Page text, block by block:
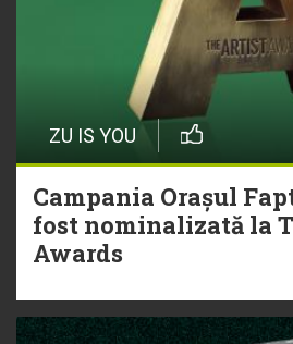
ZU IS YOU
Campania Orașul
fost nominalizată la
Awards